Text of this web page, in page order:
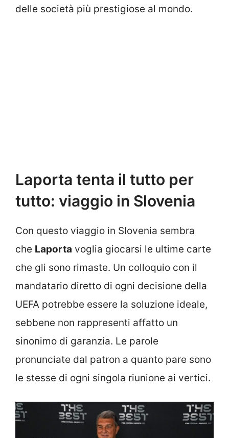
delle società più prestigiose al mondo.
Laporta tenta il tutto per
tutto: viaggio in Slovenia
Con questo viaggio in Slovenia sembra
che Laporta voglia giocarsi le ultime carte
che gli sono rimaste. Un colloquio con il
mandatario diretto di ogni decisione della
UEFA potrebbe essere la soluzione ideale,
sebbene non rappresenti affatto un
sinonimo di garanzia. Le parole
pronunciate dal patron a quanto pare sono
le stesse di ogni singola riunione ai vertici.